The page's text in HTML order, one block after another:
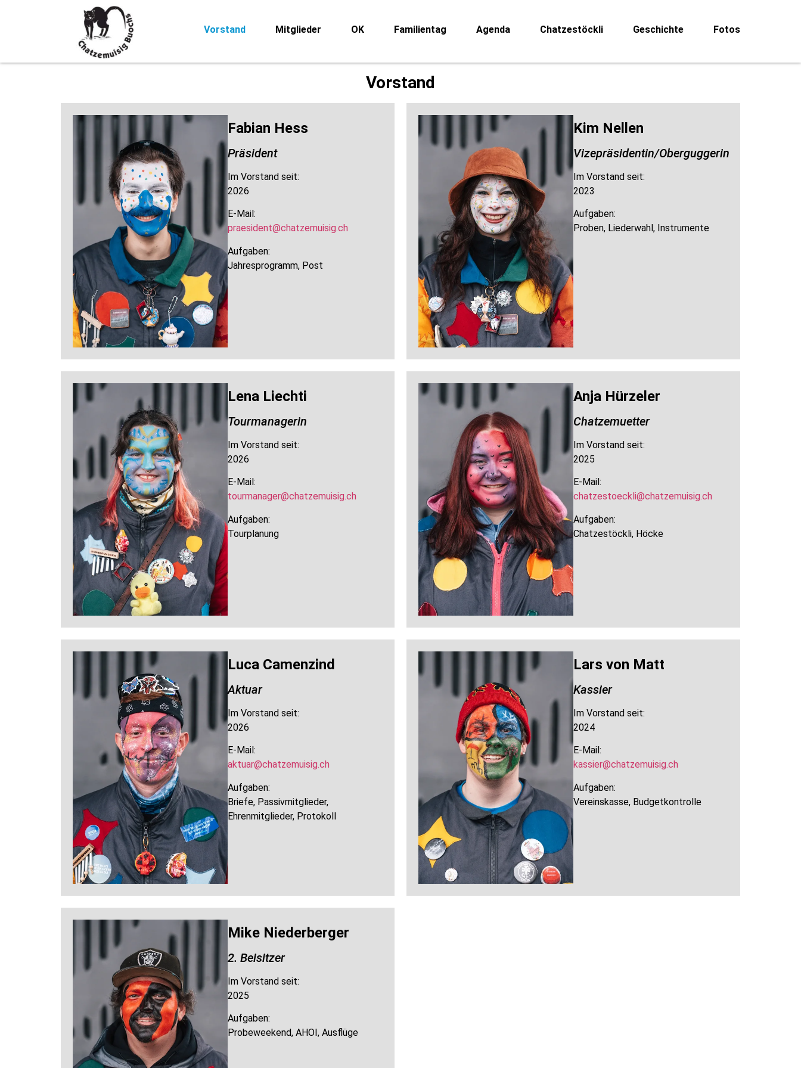
Vorstand Mitglieder OK Familientag Agenda Chatzestöckli Geschichte Fotos
Vorstand
Fabian Hess
Präsident
Im Vorstand seit:
2026
E-Mail:
praesident@chatzemuisig.ch
Aufgaben:
Jahresprogramm, Post
Kim Nellen
Vizepräsidentin/Oberguggerin
Im Vorstand seit:
2023
Aufgaben:
Proben, Liederwahl, Instrumente
Lena Liechti
Tourmanagerin
Im Vorstand seit:
2026
E-Mail:
tourmanager@chatzemuisig.ch
Aufgaben:
Tourplanung
Anja Hürzeler
Chatzemuetter
Im Vorstand seit:
2025
E-Mail:
chatzestoeckli@chatzemuisig.ch
Aufgaben:
Chatzestöckli, Höcke
Luca Camenzind
Aktuar
Im Vorstand seit:
2026
E-Mail:
aktuar@chatzemuisig.ch
Aufgaben:
Briefe, Passivmitglieder,
Ehrenmitglieder, Protokoll
Lars von Matt
Kassier
Im Vorstand seit:
2024
E-Mail:
kassier@chatzemuisig.ch
Aufgaben:
Vereinskasse, Budgetkontrolle
Mike Niederberger
2. Beisitzer
Im Vorstand seit:
2025
Aufgaben:
Probeweekend, AHOI, Ausflüge